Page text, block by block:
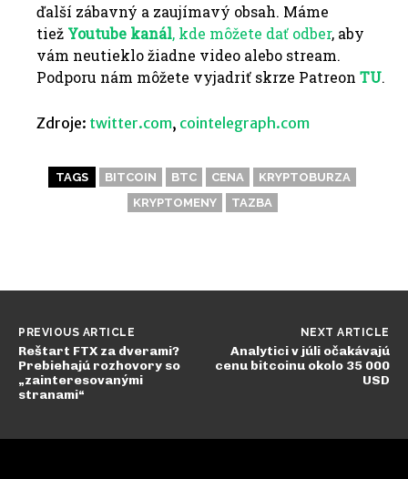
ďalší zábavný a zaujímavý obsah. Máme
tiež Youtube kanál, kde môžete dať odber, aby
vám neutieklo žiadne video alebo stream.
Podporu nám môžete vyjadriť skrze Patreon TU.
Zdroje: twitter.com, cointelegraph.com
TAGS BITCOIN BTC CENA
KRYPTOBURZA
KRYPTOMENY
TAZBA
PREVIOUS ARTICLE
Reštart FTX za dverami?
Prebiehajú rozhovory so
„zainteresovanými
stranami“
NEXT ARTICLE
Analytici v júli očakávajú
cenu bitcoinu okolo 35 000
USD